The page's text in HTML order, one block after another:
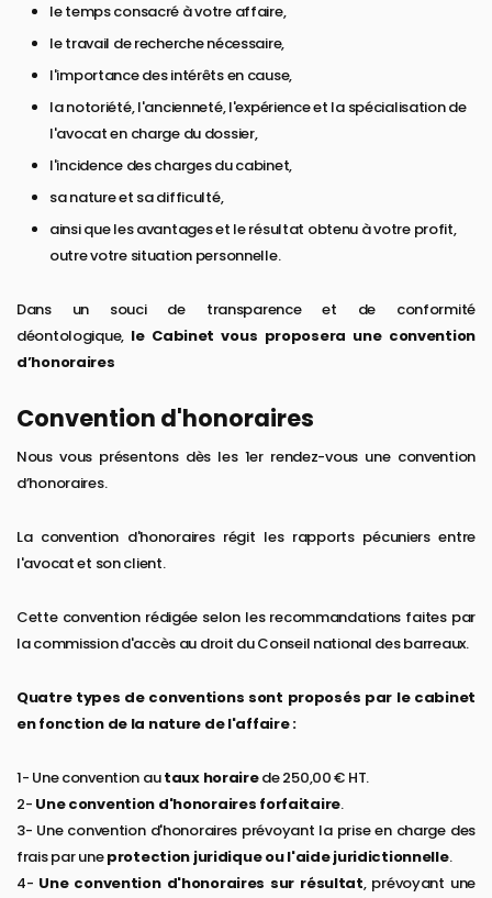
le temps consacré à votre affaire,
le travail de recherche nécessaire,
l'importance des intérêts en cause,
la notoriété, l'ancienneté, l'expérience et la spécialisation de
l'avocat en charge du dossier,
l'incidence des charges du cabinet,
sa nature et sa difficulté,
ainsi que les avantages et le résultat obtenu à votre profit,
outre votre situation personnelle.
Dans un souci de transparence et de conformité
déontologique, le Cabinet vous proposera une convention
d’honoraires
Convention d'honoraires
Nous vous présentons dès les 1er rendez-vous une convention
d’honoraires.
La convention d'honoraires régit les rapports pécuniers entre
l'avocat et son client.
Cette convention rédigée selon les recommandations faites par
la commission d'accès au droit du Conseil national des barreaux.
Quatre types de conventions sont proposés par le cabinet
en fonction de la nature de l'affaire :
1- Une convention autaux horairede 250,00 € HT.
2- Une convention d'honoraires forfaitaire.
3- Une convention d'honoraires prévoyant la prise en charge des
frais par uneprotection juridique ou l'aide juridictionnelle.
4- Une convention d'honoraires sur résultat, prévoyant une